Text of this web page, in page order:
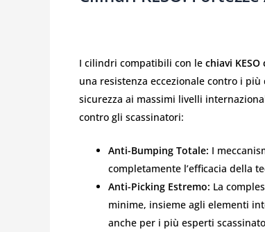
I cilindri compatibili con le chiavi
una resistenza eccezionale contro i
sicurezza ai massimi livelli
contro gli scassinatori:
Anti-Bumping Totale: I
completamente l’efficacia della
Anti-Picking Estremo: La
minime, insieme agli elementi
anche per i più esperti